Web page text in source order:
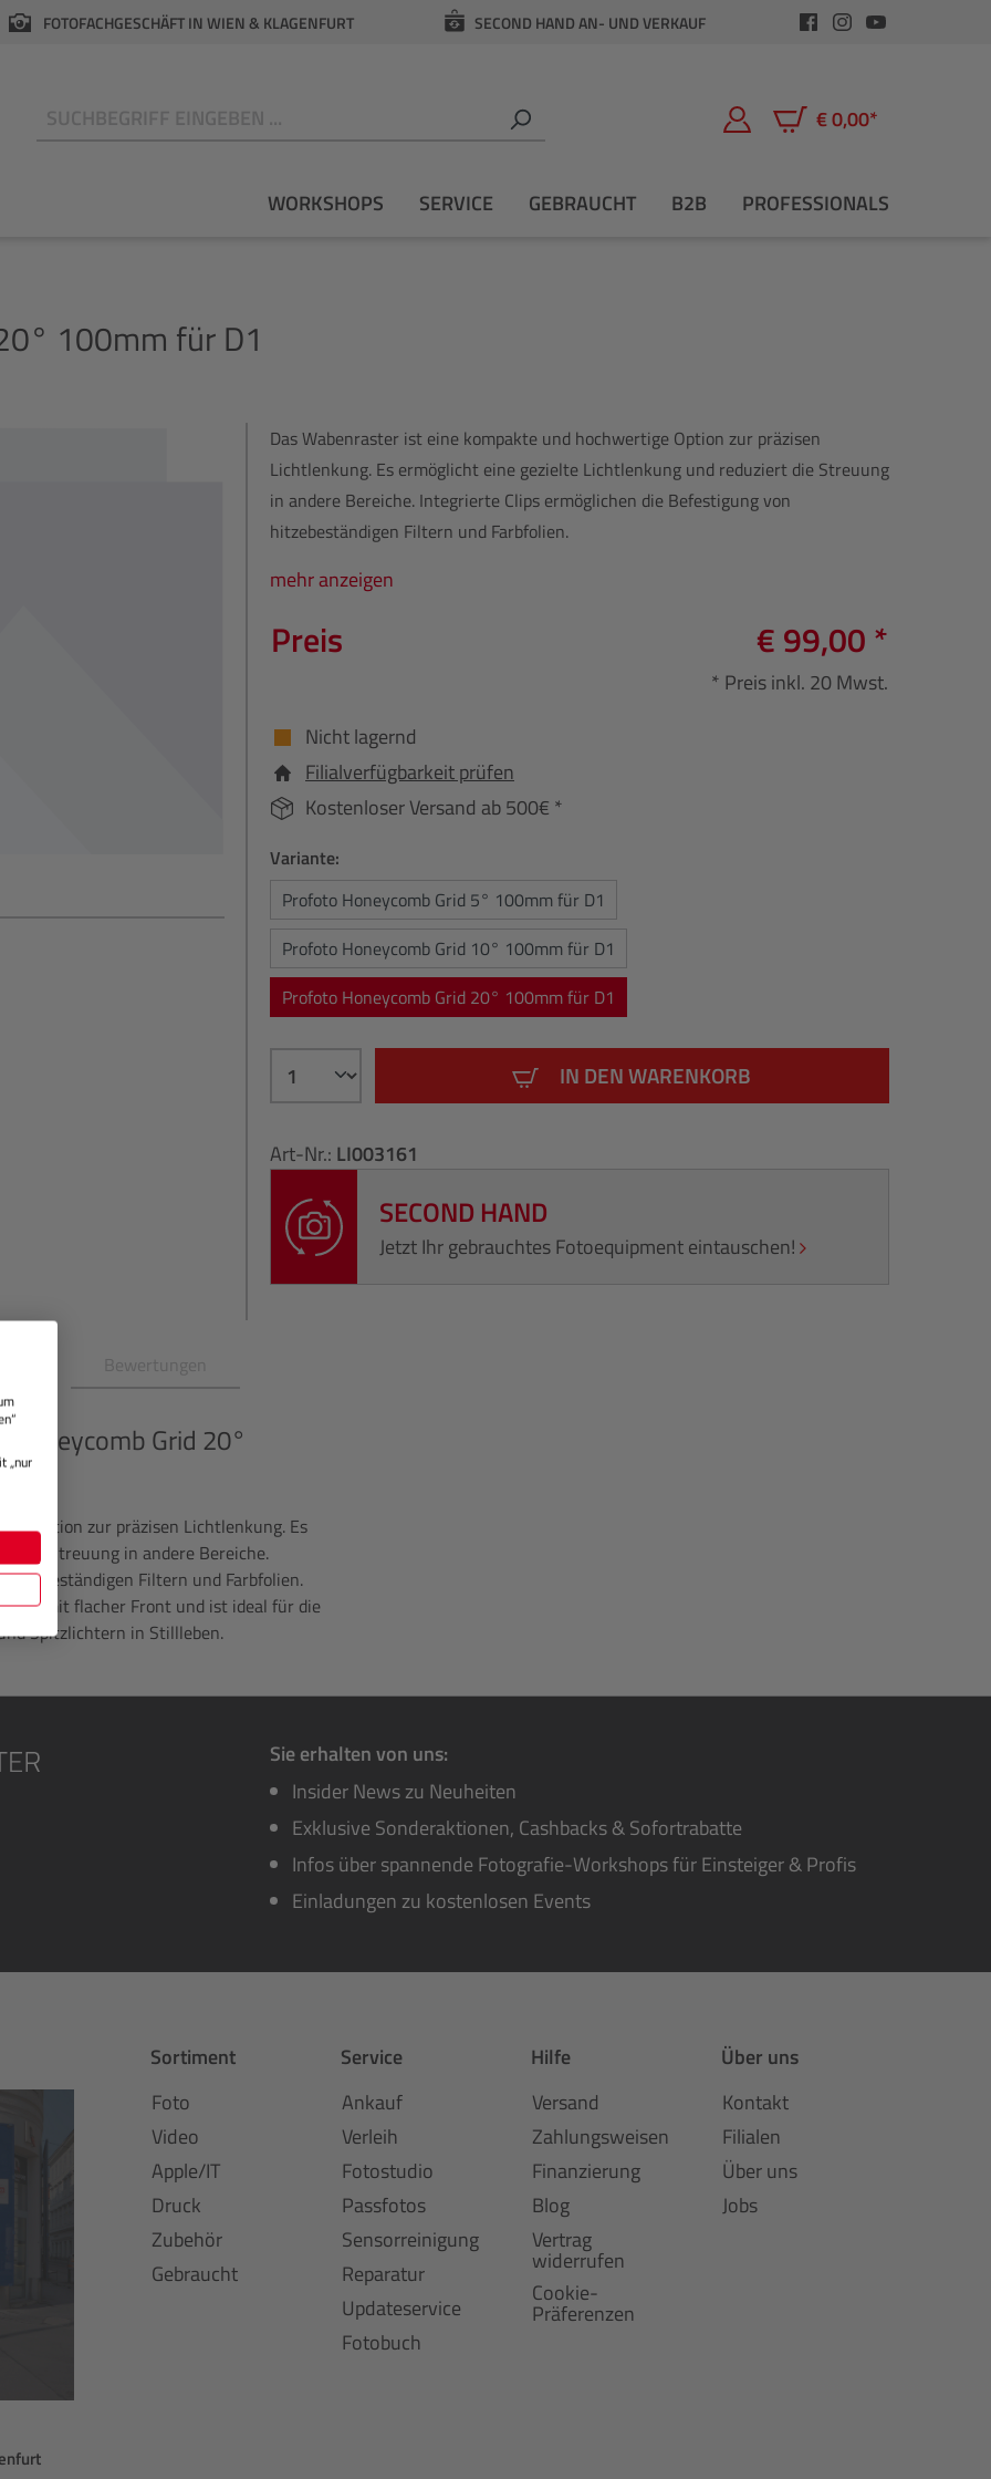
FOTOFACHGESCHÄFT IN WIEN & KLAGENFURT SECOND HAND AN- UND VERKAUF
€ 0,00*
Warenkorb enthält 0
WORKSHOPS SERVICE GEBRAUCHT B2B PROFESSIONALS
100mm für D1
Das Wabenraster ist eine kompakte und hochwertige Option zur präzisen
Lichtlenkung. Es ermöglicht eine gezielte Lichtlenkung und reduziert die Streuung
in andere Bereiche. Integrierte Clips ermöglichen die Befestigung von
hitzebeständigen Filtern und Farbfolien.
mehr anzeigen
Preis € 99,00 *
* Preis inkl. 20 Mwst.
Nicht lagernd
Filialverfügbarkeit prüfen
Kostenloser Versand ab 500€ *
Variante:
Profoto Honeycomb Grid 5° 100mm für D1
Profoto Honeycomb Grid 10° 100mm für D1
Profoto Honeycomb Grid 20° 100mm für D1
IN DEN WARENKORB
Art-Nr.: LI003161
SECOND HAND
Jetzt Ihr gebrauchtes Fotoequipment eintauschen!
Bewertungen
Honeycomb Grid 20°
Option zur präzisen Lichtlenkung. Es
die Streuung in andere Bereiche.
Filtern und Farbfolien.
mit flacher Front und ist ideal für die
Spitzlichtern in Stillleben.
Sie erhalten von uns:
Insider News zu Neuheiten
Exklusive Sonderaktionen, Cashbacks & Sofortrabatte
Infos über spannende Fotografie-Workshops für Einsteiger & Profis
Einladungen zu kostenlosen Events
Sortiment
Foto
Video
Apple/IT
Druck
Zubehör
Gebraucht
Service
Ankauf
Verleih
Fotostudio
Passfotos
Sensorreinigung
Reparatur
Updateservice
Fotobuch
Hilfe
Versand
Zahlungsweisen
Finanzierung
Blog
Vertrag
widerrufen
Cookie-
Präferenzen
Über uns
Kontakt
Filialen
Über uns
Jobs
„nur